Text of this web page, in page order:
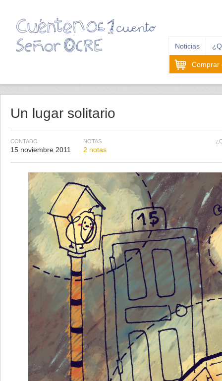
Noticias
Comprar
Un lugar solitario
CONTADO
15 noviembre 2011
NOTAS
2 notas